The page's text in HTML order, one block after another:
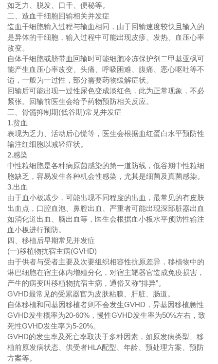
如乏力、脱发、口干、便秘等。
二、造血干细胞回输相关并发症
造血干细胞输入过程与输血相同，由于回输速度较快且输入的
是异体的干细胞，输入过程中可能出现皮疹、发热、血压心率
改变。
自体干细胞或脐带血回输时可能细胞冷冻保护剂二甲基亚砜可
能产生血压心率改变、头痛、呼吸困难、腹痛、恶心呕吐等不
适，一般为一过性，部分需要药物缓解症状。
回输后可能出现一过性尿色变成淡红色，此为正常现象，不必
紧张。回输前医生会给予药物预防相关反应。
三、骨髓抑制期(低谷期)常见并发症
1.贫血
表现为乏力、活动后心慌等，医生会根据血红蛋白水平预防性
输注红细胞以减轻症状。
2.感染
中性粒细胞是各种病原菌感染的第一道防线，低谷期中性粒细
胞缺乏，容易发生各种机会性感染，尤其是细菌及真菌感染。
3.出血
由于血小板减少，可能出现不同程度的出血，最常见的有皮肤
出血点，口腔血泡、鼻腔出血、严重者可能出现深部脏器出血
如消化道出血、脑出血等，医生会根据血小板水平预防性输注
血小板进行预防。
四、移植后早期常见并发症
(一)移植物抗宿主病(GVHD)
由于供者与受者主要及次要组织相容性抗原差异，移植物中的
淋巴细胞在宿主体内增殖分化，对宿主靶器官造成免疫损害，
产生的病变叫移植物抗宿主病，通俗又称“排异”。
GVHD最常见的受累器官为皮肤粘膜、肝脏、肠道。
自体移植和同基因移植者则不会发生GVHD，异基因移植急性
GVHD发生概率为20-60%，慢性GVHD发生率为50%左右，致
死性GVHD发生率为5-20%。
GVHD的发生率及死亡率取决于多种因素，如原发病类型、移
植前原发病状态、供受者HLA配型、年龄、预处理方案、预防
方案等。